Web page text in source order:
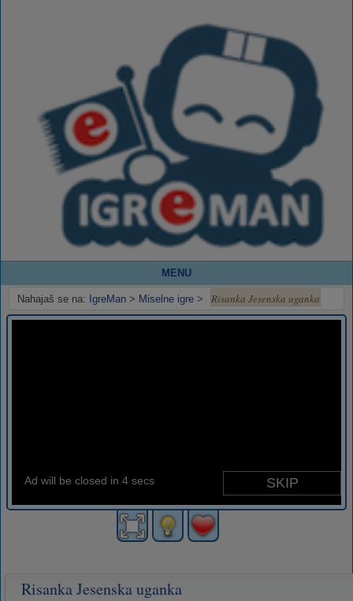
MENU
Nahajaš se na: IgreMan > Miselne igre > Risanka Jesenska uganka
Risanka Jesenska uganka